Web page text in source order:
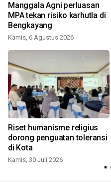
Manggala Agni perluasan
MPA tekan risiko karhutla di
Bengkayang
Kamis, 6 Agustus 2026
Riset humanisme religius
dorong penguatan toleransi
di Kota
Kamis, 30 Juli 2026